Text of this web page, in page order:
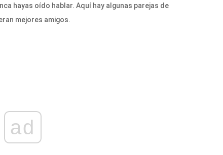
hayas oído hablar. Aquí hay algunas parejas de
mejores amigos.
ad